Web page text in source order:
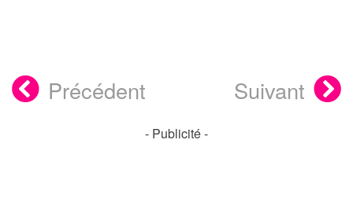
Précédent Suivant
- Publicité -